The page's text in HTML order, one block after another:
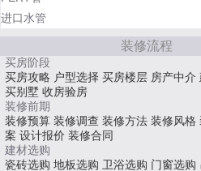
进口水管
装修流程
买房阶段
买房攻略 户型选择 买房楼层 房产中介
买别墅 收房验房
装修前期
装修预算 装修调查 装修方法 装修风格
案 设计报价 装修合同
建材选购
瓷砖选购 地板选购 卫浴选购 门窗选购